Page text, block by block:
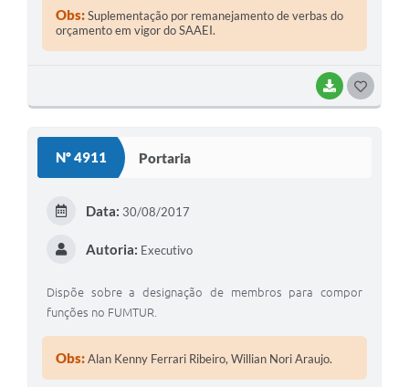
BAIXAR
Obs:Suplementação por remanejamento de verbas do
orçamento em vigor do SAAEI.
Nº 4911 Portaria
Data: 30/08/2017
Autoria: Executivo
Dispõe sobre a designação de membros para compor
funções no FUMTUR.
Obs:Alan Kenny Ferrari Ribeiro, Willian Nori Araujo.